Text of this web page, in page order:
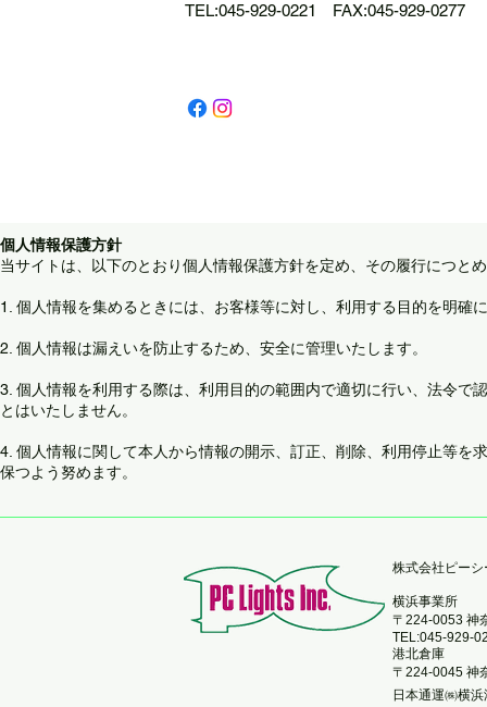
TEL:045-929-0221 FAX:045-929-0277
​個人情報保護方針
当サイトは、以下のとおり個人情報保護方針を定め、その履行につと
1. 個人情報を集めるときには、お客様等に対し、利用する目的を明確
2. 個人情報は漏えいを防止するため、安全に管理いたします。
3. 個人情報を利用する際は、利用目的の範囲内で適切に行い、法令
とはいたしません。
4. 個人情報に関して本人から情報の開示、訂正、削除、利用停止等
保つよう努めます。
株式会社ピーシ
横浜事業所
〒224-0053 神
TEL:045-929-
港北倉庫
〒224-0045 神
日本通運㈱横